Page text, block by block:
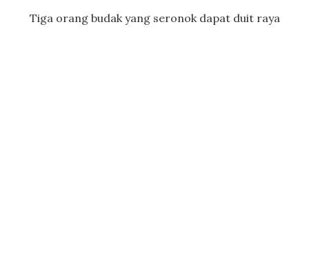
Tiga orang budak yang seronok dapat duit raya